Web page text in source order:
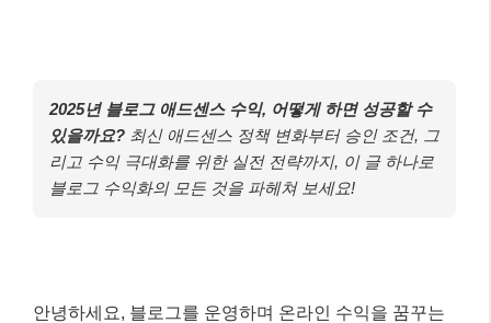
2025년 블로그 애드센스 수익, 어떻게 하면 성공할 수
있을까요? 최신 애드센스 정책 변화부터 승인 조건, 그
리고 수익 극대화를 위한 실전 전략까지, 이 글 하나로
블로그 수익화의 모든 것을 파헤쳐 보세요!
안녕하세요, 블로그를 운영하며 온라인 수익을 꿈꾸는